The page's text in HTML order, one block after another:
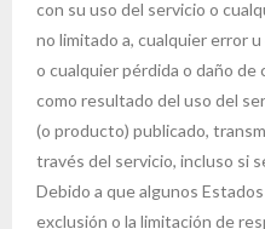
con su uso del servicio o
no limitado a, cualquier error
o cualquier pérdida o daño
como resultado del uso del
(o producto) publicado,
través del servicio, incluso si
Debido a que algunos
exclusión o la limitación de